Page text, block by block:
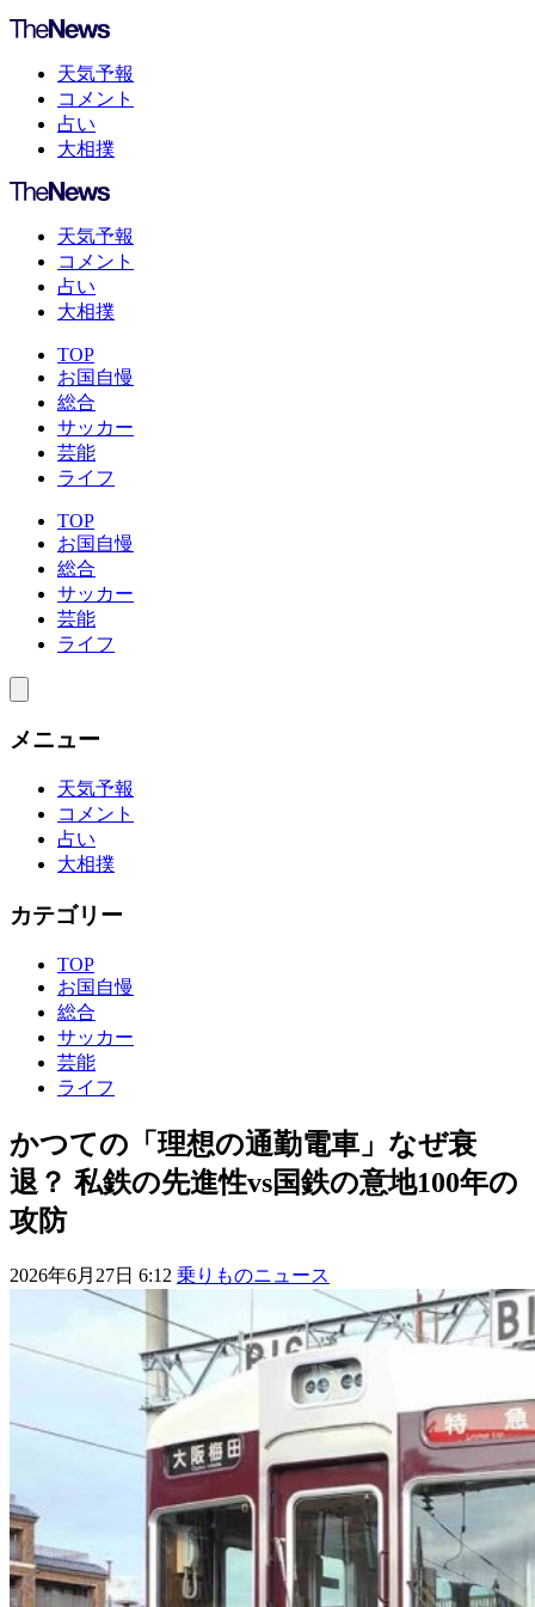
天気予報
コメント
占い
大相撲
天気予報
コメント
占い
大相撲
TOP
お国自慢
総合
サッカー
芸能
ライフ
TOP
お国自慢
総合
サッカー
芸能
ライフ
メニュー
天気予報
コメント
占い
大相撲
カテゴリー
TOP
お国自慢
総合
サッカー
芸能
ライフ
かつての「理想の通勤電車」なぜ衰
退？ 私鉄の先進性vs国鉄の意地100年の
攻防
2026年6月27日 6:12 乗りものニュース